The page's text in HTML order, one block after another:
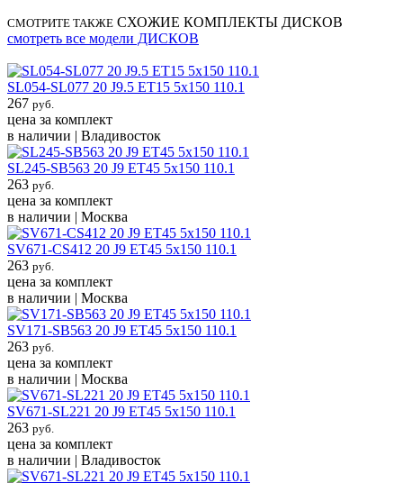
СМОТРИТЕ ТАКЖЕ СХОЖИЕ КОМПЛЕКТЫ ДИСКОВ
смотреть все модели ДИСКОВ
SL054-SL077 20 J9.5 ET15 5x150 110.1
267 руб.
цена за комплект
в наличии | Владивосток
SL245-SB563 20 J9 ET45 5x150 110.1
263 руб.
цена за комплект
в наличии | Москва
SV671-CS412 20 J9 ET45 5x150 110.1
263 руб.
цена за комплект
в наличии | Москва
SV171-SB563 20 J9 ET45 5x150 110.1
263 руб.
цена за комплект
в наличии | Москва
SV671-SL221 20 J9 ET45 5x150 110.1
263 руб.
цена за комплект
в наличии | Владивосток